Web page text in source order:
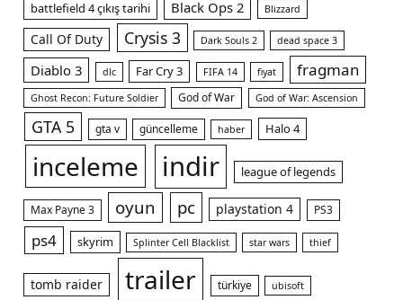
battlefield 4 çıkış tarihi Black Ops 2 Blizzard
Call Of Duty Crysis 3 Dark Souls 2 dead space 3
Diablo 3 dlc Far Cry 3 FIFA 14 fiyat fragman
Ghost Recon: Future Soldier God of War God of War: Ascension
GTA 5 gta v güncelleme haber Halo 4
inceleme indir league of legends
Max Payne 3 oyun pc playstation 4 PS3
ps4 skyrim Splinter Cell Blacklist star wars thief
tomb raider trailer türkiye ubisoft